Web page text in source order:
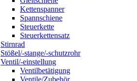
Kettenspanner
Spannschiene
Steuerkette
Steuerkettensatz
Stirnrad
Stößel/-stange/-schutzrohr
Ventil/-einstellung
Ventilbetätigung
Ventile/Zubehör